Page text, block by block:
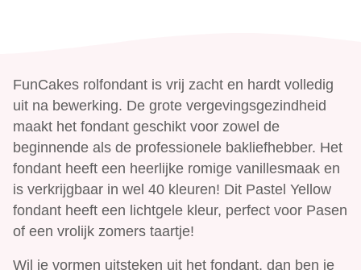
FunCakes rolfondant is vrij zacht en hardt volledig
uit na bewerking. De grote vergevingsgezindheid
maakt het fondant geschikt voor zowel de
beginnende als de professionele bakliefhebber. Het
fondant heeft een heerlijke romige vanillesmaak en
is verkrijgbaar in wel 40 kleuren! Dit Pastel Yellow
fondant heeft een lichtgele kleur, perfect voor Pasen
of een vrolijk zomers taartje!
Wil je vormen uitsteken uit het fondant, dan ben je